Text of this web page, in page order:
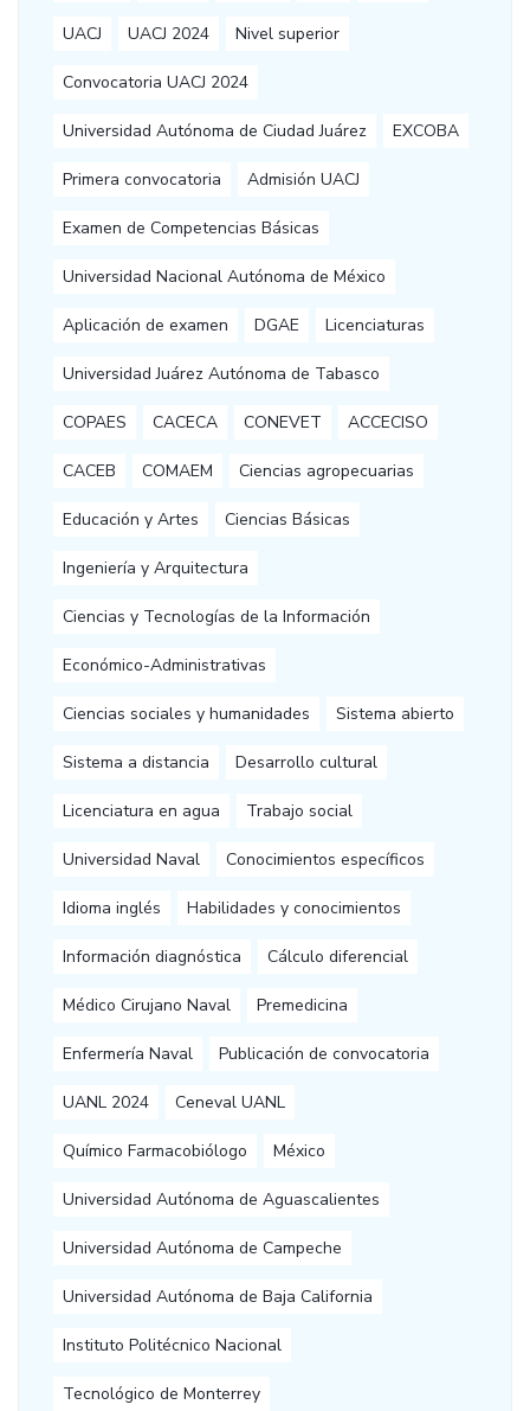
UACJ UACJ 2024 Nivel superior
Convocatoria UACJ 2024
Universidad Autónoma de Ciudad Juárez EXCOBA
Primera convocatoria Admisión UACJ
Examen de Competencias Básicas
Universidad Nacional Autónoma de México
Aplicación de examen DGAE Licenciaturas
Universidad Juárez Autónoma de Tabasco
COPAES CACECA CONEVET ACCECISO
CACEB COMAEM Ciencias agropecuarias
Educación y Artes Ciencias Básicas
Ingeniería y Arquitectura
Ciencias y Tecnologías de la Información
Económico-Administrativas
Ciencias sociales y humanidades Sistema abierto
Sistema a distancia Desarrollo cultural
Licenciatura en agua Trabajo social
Universidad Naval Conocimientos específicos
Idioma inglés Habilidades y conocimientos
Información diagnóstica Cálculo diferencial
Médico Cirujano Naval Premedicina
Enfermería Naval Publicación de convocatoria
UANL 2024 Ceneval UANL
Químico Farmacobiólogo México
Universidad Autónoma de Aguascalientes
Universidad Autónoma de Campeche
Universidad Autónoma de Baja California
Instituto Politécnico Nacional
Tecnológico de Monterrey